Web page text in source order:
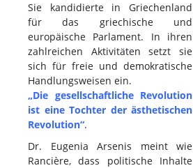
Sie kandidierte in Griechenland
für das griechische und
europäische Parlament. In ihren
zahlreichen Aktivitäten setzt sie
sich für freie und demokratische
Handlungsweisen ein.
„Die gesellschaftliche Revolution
ist eine Tochter der ästhetischen
Revolution“.
Dr. Eugenia Arsenis meint wie
Rancière, dass politische Inhalte